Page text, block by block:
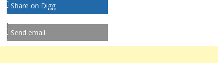
Share on Digg
Send email